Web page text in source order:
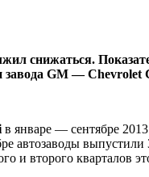
снижаться.
GM — Chevrolet
в январе — сентябре
автозаводы
и второго кварталов